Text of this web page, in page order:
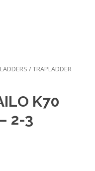
/ TRAPLADDER
K70
2-3